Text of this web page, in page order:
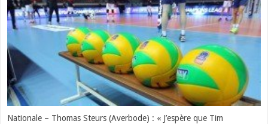
Nationale – Thomas Steurs (Averbode) : « J’espère que Tim